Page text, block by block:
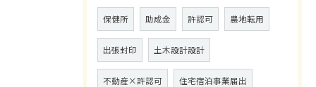
保健所 助成金 許認可 農地転用
出張封印 土木設計設計
不動産×許認可 住宅宿泊事業届出